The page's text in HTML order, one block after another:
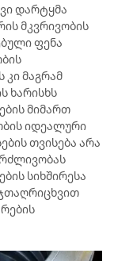
დარტყმა
მკვრივობის
ფენა
კი მაგრამ
ხარისხს
მიმართ
იდეალური
თვისება არა
სიხშირესა